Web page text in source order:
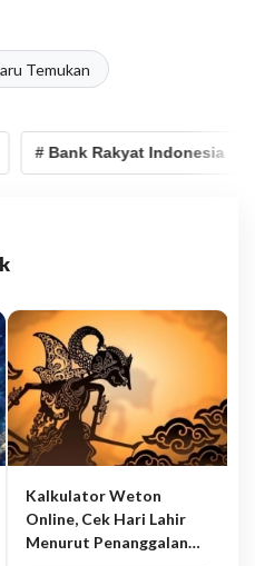
Temukan
# Bank Rakyat Indonesia
Kalkulator Weton
Online, Cek Hari Lahir
Menurut Penanggalan